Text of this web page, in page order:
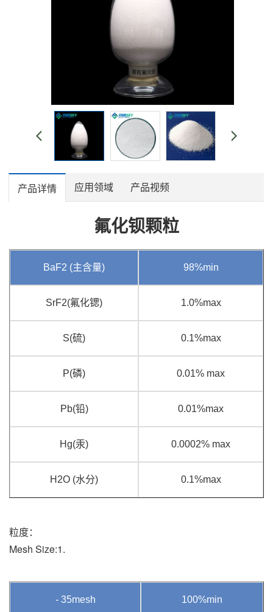
产品详情 应用领域 产品视频
氟化钡颗粒
BaF2 (主含量) 98%min
SrF2(氟化锶) 1.0%max
S(硫) 0.1%max
P(磷) 0.01% max
Pb(铅) 0.01%max
Hg(汞) 0.0002% max
H2O (水分) 0.1%max
粒度：
Mesh Size:1.
- 35mesh 100%min